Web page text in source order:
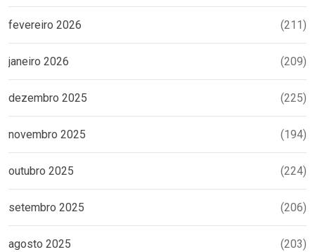
fevereiro 2026 (211)
janeiro 2026 (209)
dezembro 2025 (225)
novembro 2025 (194)
outubro 2025 (224)
setembro 2025 (206)
agosto 2025 (203)